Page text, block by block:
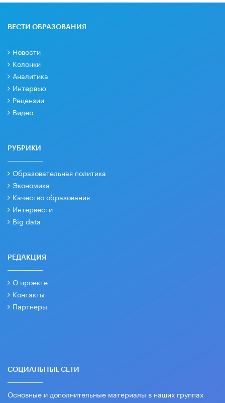
ВЕСТИ ОБРАЗОВАНИЯ
Новости
Колонки
Аналитика
Интервью
Рецензии
Видео
РУБРИКИ
Образовательная политика
Экономика
Качество образования
Интервести
Big data
РЕДАКЦИЯ
О проекте
Контакты
Партнеры
СОЦИАЛЬНЫЕ СЕТИ
Основные и дополнительные материалы в наших группах